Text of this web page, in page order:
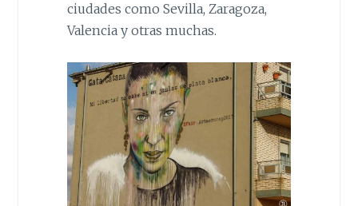
ciudades como Sevilla, Zaragoza,
Valencia y otras muchas.